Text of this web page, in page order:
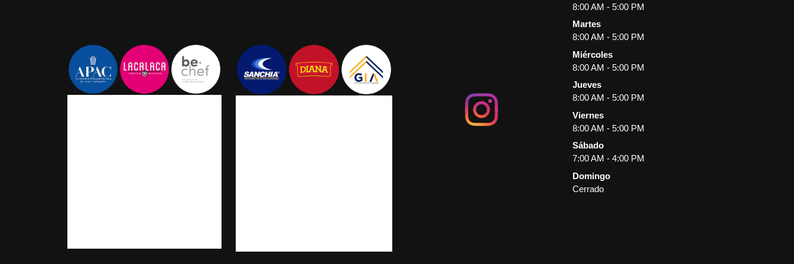
8:00 AM - 5:00 PM
Martes
8:00 AM - 5:00 PM
Miércoles
8:00 AM - 5:00 PM
Jueves
8:00 AM - 5:00 PM
Viernes
8:00 AM - 5:00 PM
Sábado
7:00 AM - 4:00 PM
Domingo
Cerrado